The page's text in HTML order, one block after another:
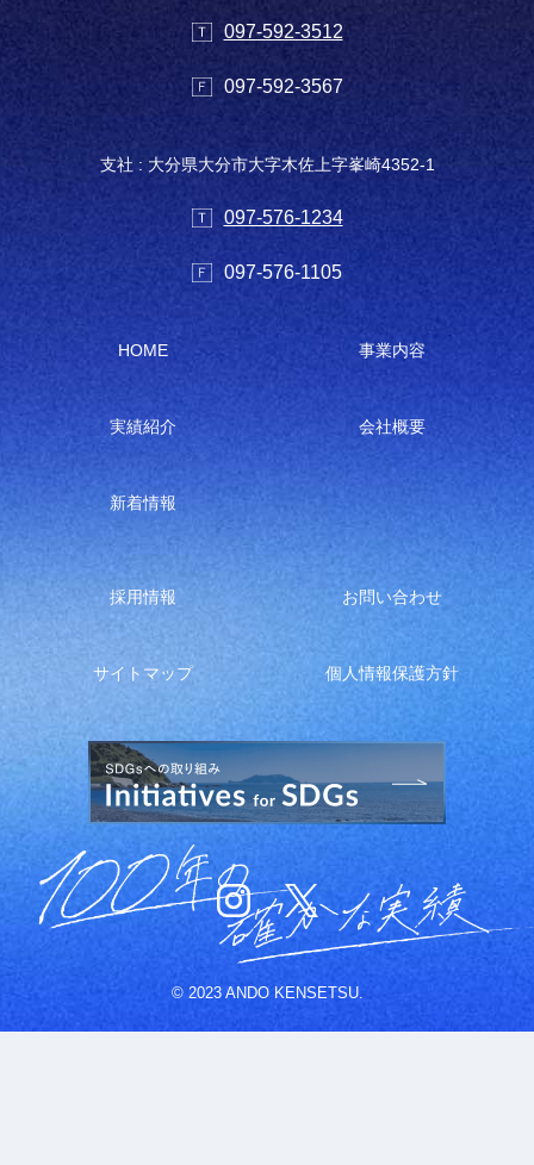
097-592-3512
097-592-3567
支社 : 大分県大分市大字木佐上字峯崎4352-1
097-576-1234
097-576-1105
HOME 事業内容
実績紹介 会社概要
新着情報
採用情報 お問い合わせ
サイトマップ 個人情報保護方針
© 2023 ANDO KENSETSU.